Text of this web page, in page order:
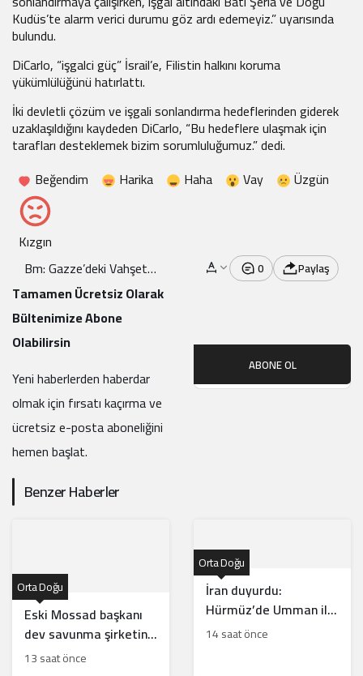
Kudüs’te alarm verici durumu göz ardı edemeyiz.” uyarısında
bulundu.
DiCarlo, “işgalci güç” İsrail’e, Filistin halkını koruma
yükümlülüğünü hatırlattı.
İki devletli çözüm ve işgali sonlandırma hedeflerinden giderek
uzaklaşıldığını kaydeden DiCarlo, “Bu hedeflere ulaşmak için
tarafları desteklemek bizim sorumluluğumuz.” dedi.
Beğendim
Harika Haha Vay Üzgün
Kızgın
Bm: Gazze’deki Vahşet
Sınır Tanımıyor
0 Paylaş
Tamamen Ücretsiz Olarak
Bültenimize Abone
Olabilirsin
Yeni haberlerden haberdar
olmak için fırsatı kaçırma ve
ücretsiz e-posta aboneliğini
hemen başlat.
ABONE OL
Benzer Haberler
Eski Mossad başkanı
dev savunma şirketinin
başına geçti
Orta Doğu
13 saat önce
İran duyurdu:
Hürmüz’de Umman ile
anlaşma yakın
Orta Doğu
14 saat önce